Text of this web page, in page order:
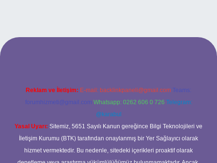
adresi
Reklam ve İletişim: E-mail: backlinkpaneli@gmail.com Teams:
forumhizmeti@gmail.com Whatsapp: 0262 606 0 726 Telegram:
@karabul
Yasal Uyarı: Sitemiz, 5651 Sayılı Kanun gereğince Bilgi Teknolojileri ve
İletişim Kurumu (BTK) tarafından onaylanmış bir Yer Sağlayıcı olarak
hizmet vermektedir. Bu nedenle, sitedeki içerikleri proaktif olarak